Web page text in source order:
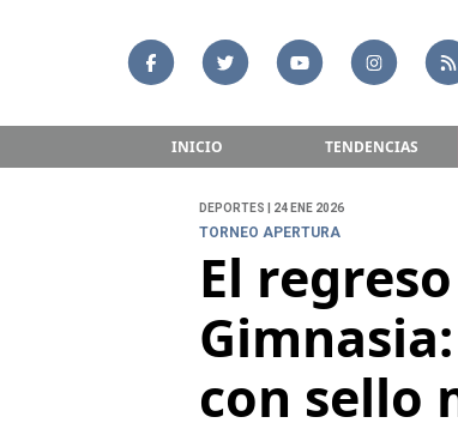
INICIO TENDENCIAS
DEPORTES | 24 ENE 2026
TORNEO APERTURA
El
con sello